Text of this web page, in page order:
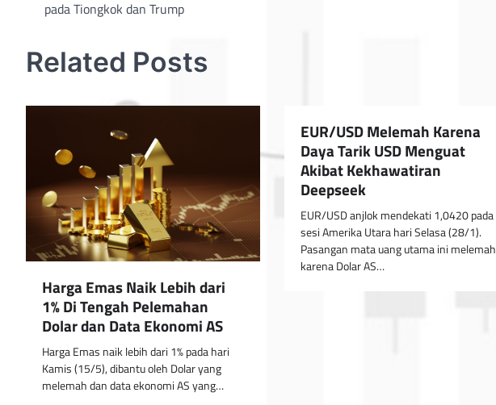
navigation
pada Tiongkok dan Trump
Related Posts
Harga Emas Naik Lebih dari
1% Di Tengah Pelemahan
Dolar dan Data Ekonomi AS
Harga Emas naik lebih dari 1% pada hari
Kamis (15/5), dibantu oleh Dolar yang
melemah dan data ekonomi AS yang…
EUR/USD Melemah Karena
Daya Tarik USD Menguat
Akibat Kekhawatiran
Deepseek
EUR/USD anjlok mendekati 1,0420 pada
sesi Amerika Utara hari Selasa (28/1).
Pasangan mata uang utama ini melemah
karena Dolar AS…